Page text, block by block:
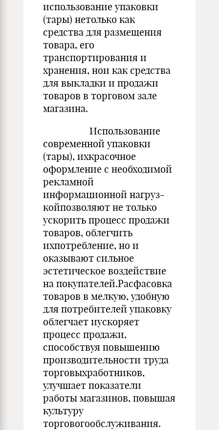
использование упаковки
(тары) нетолько как
средства для размещения
товара, его
транспортирования и
хранения, нои как средства
для выкладки и продажи
товаров в торговом зале
магазина.
Использование
современной упаковки
(тары), ихкрасочное
оформление с необходимой
рекламной
информационной нагруз­
койпозволяют не только
ускорить процесс продажи
товаров, об­легчить
ихпотребление, но и
оказывают сильное
эстетическое воздействие
на покупателей.Расфасовка
товаров в мелкую, удоб­ную
для потребителей упаковку
облегчает иускоряет
процесс про­дажи,
способствуя повышению
производительности труда
тор­говыхработников,
улучшает показатели
работы магазинов, по­вышая
культуру
торговогообслуживания.